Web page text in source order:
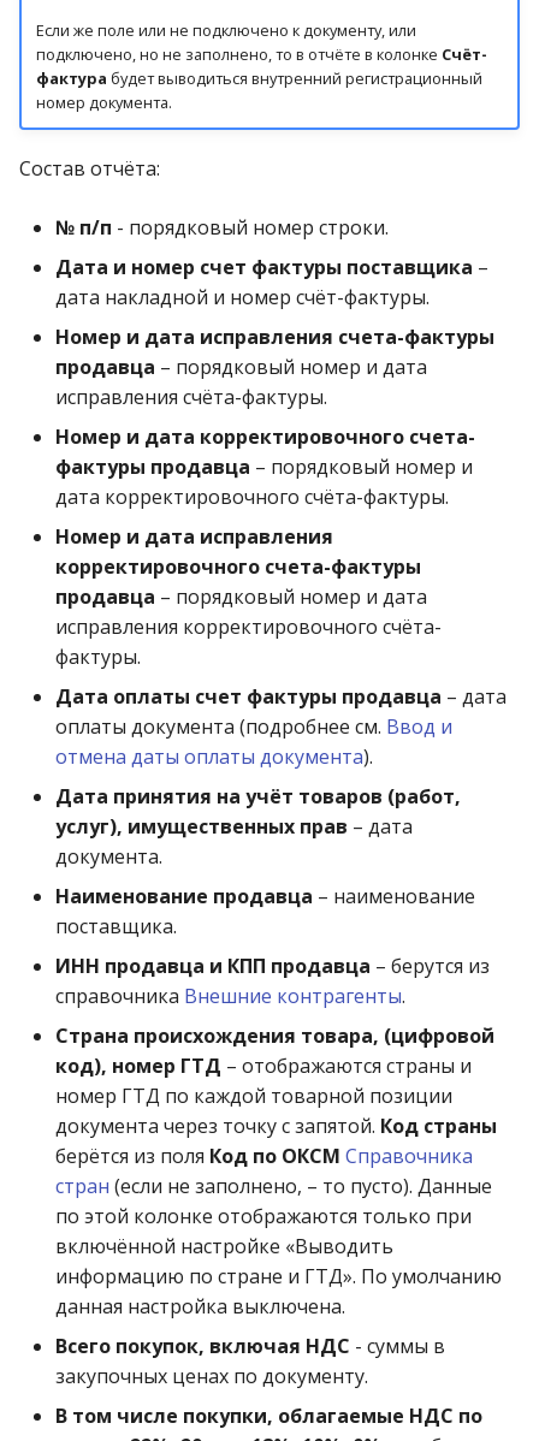
Если же поле или не подключено к документу, или
подключено, но не заполнено, то в отчёте в колонке Счёт-
фактура будет выводиться внутренний регистрационный
номер документа.
Состав отчёта:
№ п/п - порядковый номер строки.
Дата и номер счет фактуры поставщика –
дата накладной и номер счёт-фактуры.
Номер и дата исправления счета-фактуры
продавца – порядковый номер и дата
исправления счёта-фактуры.
Номер и дата корректировочного счета-
фактуры продавца – порядковый номер и
дата корректировочного счёта-фактуры.
Номер и дата исправления
корректировочного счета-фактуры
продавца – порядковый номер и дата
исправления корректировочного счёта-
фактуры.
Дата оплаты счет фактуры продавца – дата
оплаты документа (подробнее см. Ввод и
отмена даты оплаты документа).
Дата принятия на учёт товаров (работ,
услуг), имущественных прав – дата
документа.
Наименование продавца – наименование
поставщика.
ИНН продавца и КПП продавца – берутся из
справочника Внешние контрагенты.
Страна происхождения товара, (цифровой
код), номер ГТД – отображаются страны и
номер ГТД по каждой товарной позиции
документа через точку с запятой. Код страны
берётся из поля Код по ОКСМ Справочника
стран (если не заполнено, – то пусто). Данные
по этой колонке отображаются только при
включённой настройке «Выводить
информацию по стране и ГТД». По умолчанию
данная настройка выключена.
Всего покупок, включая НДС - суммы в
закупочных ценах по документу.
В том числе покупки, облагаемые НДС по